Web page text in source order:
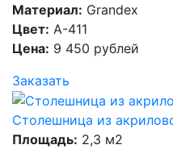
Материал: Grandex
Цвет: A-411
Цена: 9 450 рублей
Заказать
Столешница из
Площадь: 2,3 м2